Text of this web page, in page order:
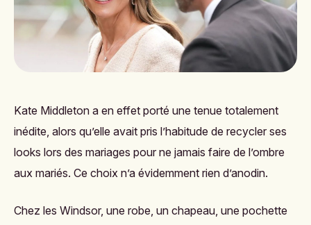
Kate Middleton a en effet porté une tenue totalement
inédite, alors qu’elle avait pris l’habitude de recycler ses
looks lors des mariages pour ne jamais faire de l’ombre
aux mariés. Ce choix n’a évidemment rien d’anodin.
Chez les Windsor, une robe, un chapeau, une pochette